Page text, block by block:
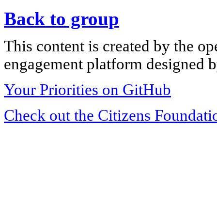
Back to group
This content is created by the
engagement platform designed
Your Priorities on GitHub
Check out the Citizens